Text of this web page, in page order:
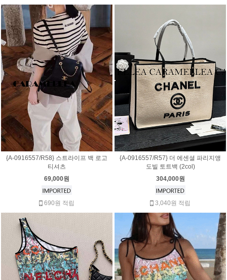
{A-0916557/R58} 스트라이프 백 로고
티셔츠
69,000원
690원 적립
{A-0916557/R57} 더 에센셜 파리지앵
도빌 토트백 (2col)
304,000원
3,040원 적립